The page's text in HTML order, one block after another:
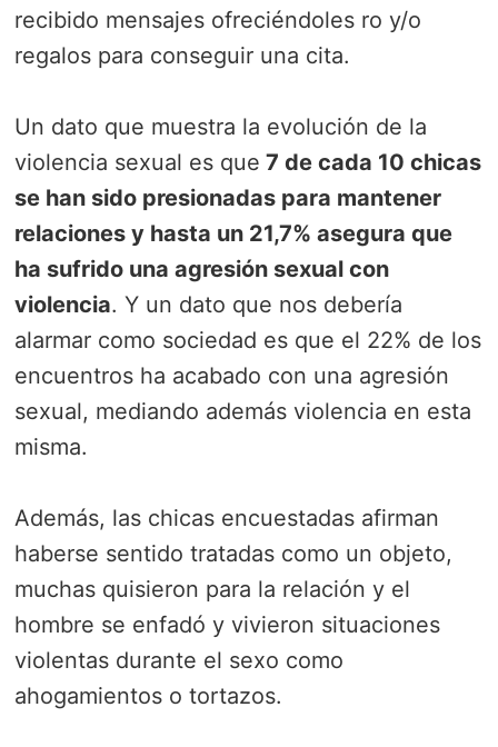
recibido mensajes ofreciéndoles ro y/o
regalos para conseguir una cita.
Un dato que muestra la evolución de la
violencia sexual es que 7 de cada 10 chicas
se han sido presionadas para mantener
relaciones y hasta un 21,7% asegura que
ha sufrido una agresión sexual con
violencia. Y un dato que nos debería
alarmar como sociedad es que el 22% de los
encuentros ha acabado con una agresión
sexual, mediando además violencia en esta
misma.
Además, las chicas encuestadas afirman
haberse sentido tratadas como un objeto,
muchas quisieron para la relación y el
hombre se enfadó y vivieron situaciones
violentas durante el sexo como
ahogamientos o tortazos.